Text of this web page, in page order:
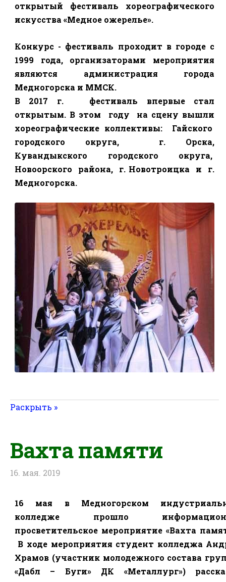
открытый фестиваль хореографического
искусства «Медное ожерелье».
Конкурс - фестиваль проходит в городе с
1999 года, организаторами мероприятия
являются администрация города
Медногорска и ММСК.
В 2017 г.
фестиваль впервые стал
открытым. В этом
году
на сцену вышли
хореографические коллективы:
Гайского
городского округа,
г. Орска,
Кувандыкского городского округа,
Новоорского
района, г. Новотроицка и
г.
Медногорска.
Раскрыть »
Вахта памяти
16. мая. 2019
16 мая в Медногорском
колледже прошло
просветительское мероприятие «Вахта
В ходе мероприятия студент колледжа
Храмов (участник молодежного состава
«Дабл – Буги» ДК «Металлург»)